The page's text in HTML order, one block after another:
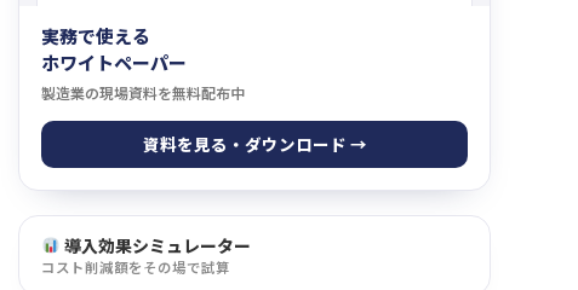
実務で使える
ホワイトペーパー
製造業の現場資料を無料配布中
資料を見る・ダウンロード →
導入効果シミュレーター
コスト削減額をその場で試算